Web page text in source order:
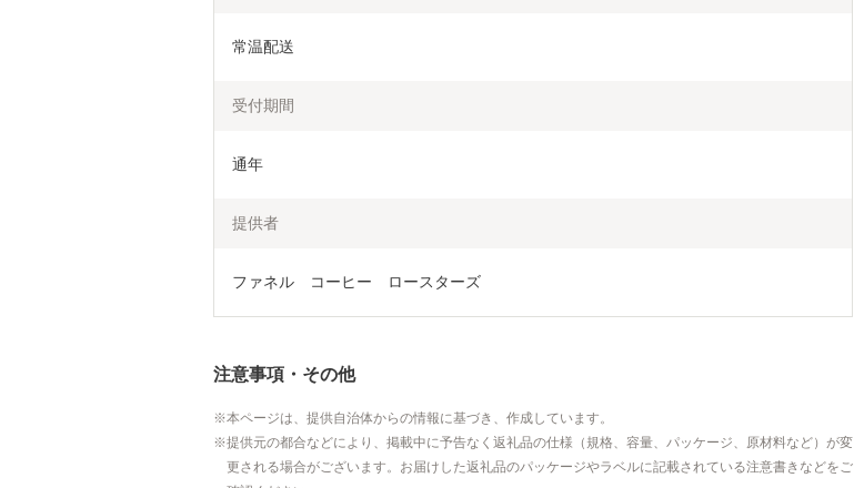
常温配送
受付期間
通年
提供者
ファネル　コーヒー　ロースターズ
注意事項・その他
本ページは、提供自治体からの情報に基づき、作成しています。
提供元の都合などにより、掲載中に予告なく返礼品の仕様（規格、容量、パッケージ、原材料など）が変
更される場合がございます。お届けした返礼品のパッケージやラベルに記載されている注意書きなどをご